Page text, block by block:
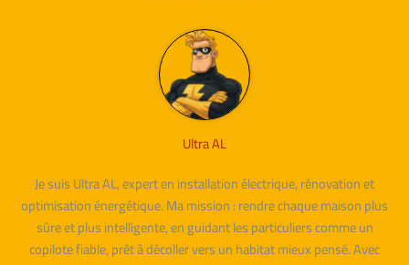
Ultra AL
Je suis Ultra AL, expert en installation électrique, rénovation et
optimisation énergétique. Ma mission : rendre chaque maison plus
sûre et plus intelligente, en guidant les particuliers comme un
copilote fiable, prêt à décoller vers un habitat mieux pensé. Avec